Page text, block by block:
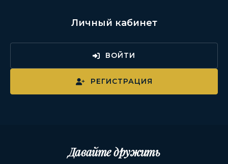
Личный кабинет
ВОЙТИ
РЕГИСТРАЦИЯ
Давайте дружить